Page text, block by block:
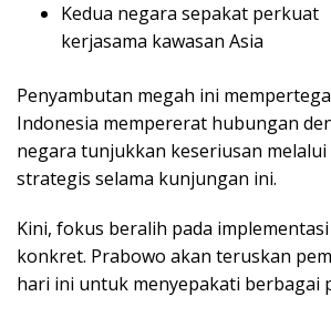
Kedua negara sepakat perkuat
kerjasama kawasan Asia
Penyambutan megah ini
Indonesia mempererat hubungan
negara tunjukkan keseriusan
strategis selama kunjungan ini.
Kini, fokus beralih pada
konkret. Prabowo akan teruskan
hari ini untuk menyepakati berbagai